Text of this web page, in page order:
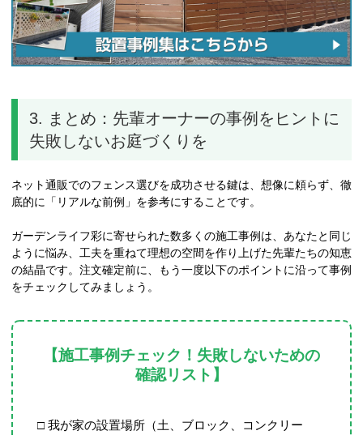
3. まとめ：先輩オーナーの事例をヒントに
失敗しないお庭づくりを
ネット通販でのフェンス選びを成功させる鍵は、想像に頼らず、徹
底的に「リアルな前例」を参考にすることです。
ガーデンライフ彩に寄せられた数多くの施工事例は、あなたと同じ
ように悩み、工夫を重ねて理想の空間を作り上げた先輩たちの知恵
の結晶です。注文確定前に、もう一度以下のポイントに沿って事例
をチェックしてみましょう。
【施工事例チェック！失敗しないための
確認リスト】
□ 我が家の設置場所（土、ブロック、コンクリー